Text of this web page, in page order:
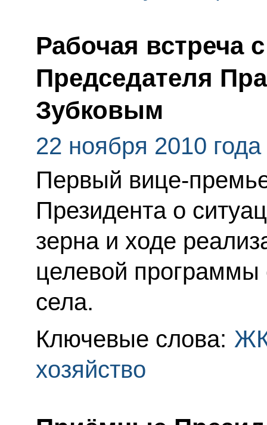
Рабочая встреча
Председателя
Зубковым
22 ноября 2010 года
Первый вице-
Президента о
зерна и ходе
целевой программы
села.
Ключевые слова:
хозяйство